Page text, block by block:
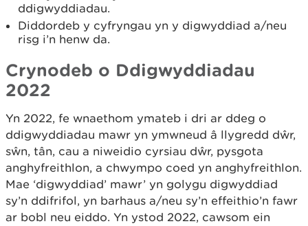
ddigwyddiadau.
Diddordeb y cyfryngau yn y digwyddiad a/neu
risg i’n henw da.
Crynodeb o Ddigwyddiadau
2022
Yn 2022, fe wnaethom ymateb i dri ar ddeg o
ddigwyddiadau mawr yn ymwneud â llygredd dŵr,
sŵn, tân, cau a niweidio cyrsiau dŵr, pysgota
anghyfreithlon, a chwympo coed yn anghyfreithlon.
Mae ‘digwyddiad’ mawr’ yn golygu digwyddiad
sy’n ddifrifol, yn barhaus a/neu sy’n effeithio’n fawr
ar bobl neu eiddo. Yn ystod 2022, cawsom ein